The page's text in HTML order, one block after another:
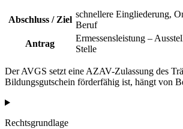
Abschluss / Ziel
schnellere Eingliederung,
Beruf
Antrag
Ermessensleistung –
Stelle
Der AVGS setzt eine AZAV-Zulassung des
Bildungsgutschein förderfähig ist, hängt von
Rechtsgrundlage